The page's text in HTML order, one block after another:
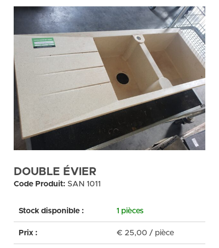
DOUBLE ÉVIER
Code Produit: SAN 1011
Stock disponible : 1 pièces
Prix : € 25,00 / pièce